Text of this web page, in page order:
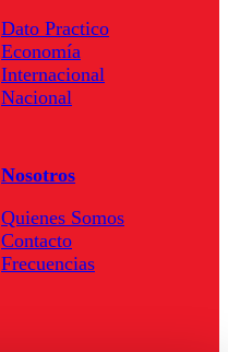
Dato Practico
Economía
Internacional
Nacional
Nosotros
Quienes Somos
Contacto
Frecuencias